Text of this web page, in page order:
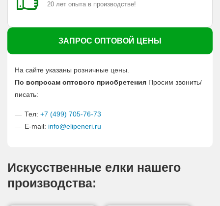
20 лет опыта в производстве!
ЗАПРОС ОПТОВОЙ ЦЕНЫ
На сайте указаны розничные цены.
По вопросам оптового приобретения Просим звонить/
писать:
Тел: +7 (499) 705-76-73
E-mail: info@elipeneri.ru
Искусственные елки нашего
производства: